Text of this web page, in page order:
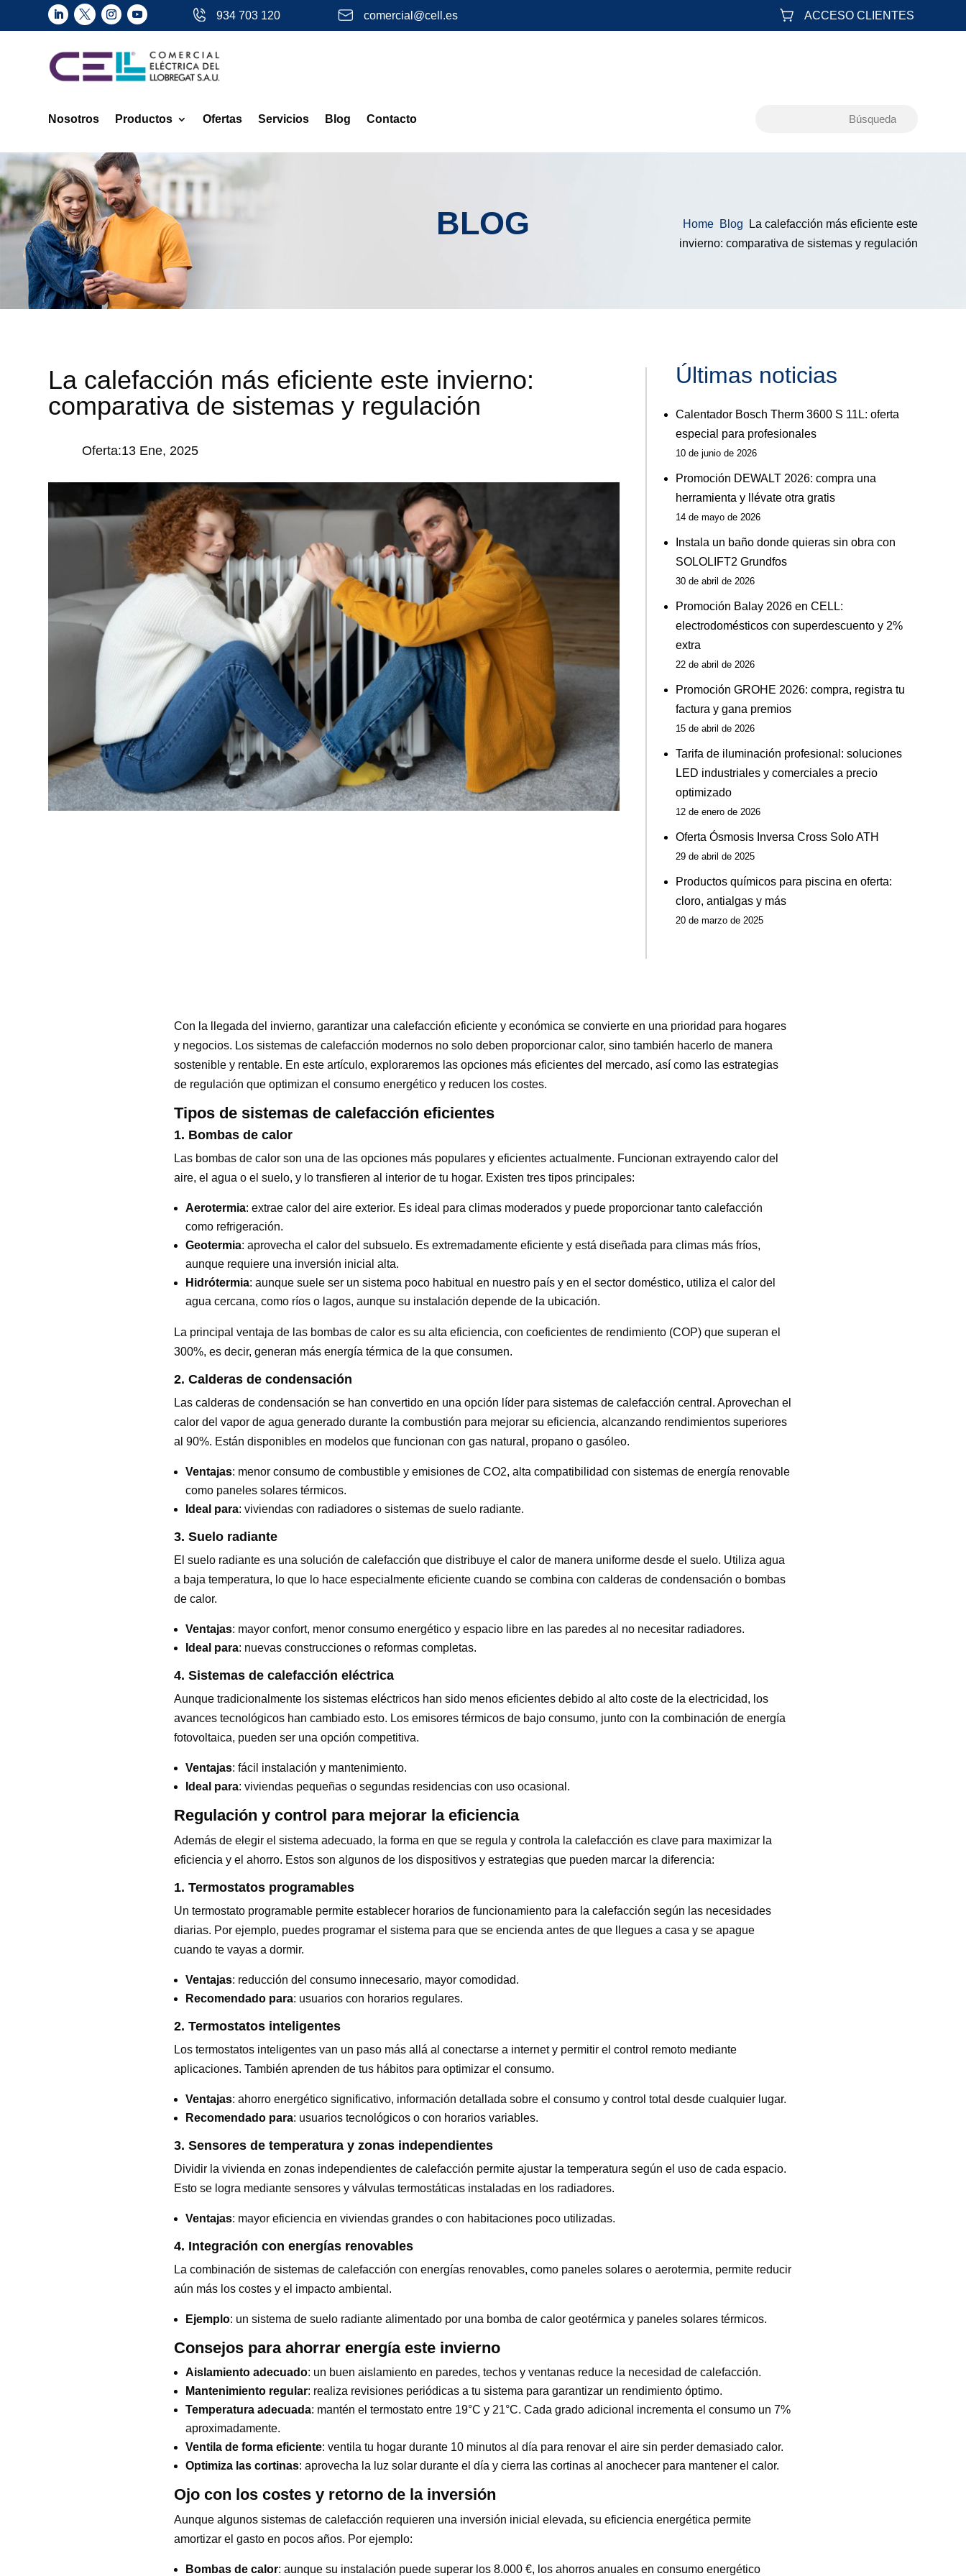
934 703 120 comercial@cell.es ACCESO CLIENTES
Nosotros Productos Ofertas Servicios Blog Contacto
BLOG Home &#x39;
Blog &#x39;
La calefacción más eficiente este
invierno: comparativa de sistemas y regulación
La calefacción más eficiente este invierno:
comparativa de sistemas y regulación
Oferta:13 Ene, 2025
Últimas noticias
Calentador Bosch Therm 3600 S 11L: oferta
especial para profesionales
10 de junio de 2026
Promoción DEWALT 2026: compra una
herramienta y llévate otra gratis
14 de mayo de 2026
Instala un baño donde quieras sin obra con
SOLOLIFT2 Grundfos
30 de abril de 2026
Promoción Balay 2026 en CELL:
electrodomésticos con superdescuento y 2%
extra
22 de abril de 2026
Promoción GROHE 2026: compra, registra tu
factura y gana premios
15 de abril de 2026
Tarifa de iluminación profesional: soluciones
LED industriales y comerciales a precio
optimizado
12 de enero de 2026
Oferta Ósmosis Inversa Cross Solo ATH
29 de abril de 2025
Productos químicos para piscina en oferta:
cloro, antialgas y más
20 de marzo de 2025
Con la llegada del invierno, garantizar una calefacción eficiente y económica se convierte en una prioridad para hogares
y negocios. Los sistemas de calefacción modernos no solo deben proporcionar calor, sino también hacerlo de manera
sostenible y rentable. En este artículo, exploraremos las opciones más eficientes del mercado, así como las estrategias
de regulación que optimizan el consumo energético y reducen los costes.
Tipos de sistemas de calefacción eficientes
1. Bombas de calor
Las bombas de calor son una de las opciones más populares y eficientes actualmente. Funcionan extrayendo calor del
aire, el agua o el suelo, y lo transfieren al interior de tu hogar. Existen tres tipos principales:
Aerotermia: extrae calor del aire exterior. Es ideal para climas moderados y puede proporcionar tanto calefacción
como refrigeración.
Geotermia: aprovecha el calor del subsuelo. Es extremadamente eficiente y está diseñada para climas más fríos,
aunque requiere una inversión inicial alta.
Hidrótermia: aunque suele ser un sistema poco habitual en nuestro país y en el sector doméstico, utiliza el calor del
agua cercana, como ríos o lagos, aunque su instalación depende de la ubicación.
La principal ventaja de las bombas de calor es su alta eficiencia, con coeficientes de rendimiento (COP) que superan el
300%, es decir, generan más energía térmica de la que consumen.
2. Calderas de condensación
Las calderas de condensación se han convertido en una opción líder para sistemas de calefacción central. Aprovechan el
calor del vapor de agua generado durante la combustión para mejorar su eficiencia, alcanzando rendimientos superiores
al 90%. Están disponibles en modelos que funcionan con gas natural, propano o gasóleo.
Ventajas: menor consumo de combustible y emisiones de CO2, alta compatibilidad con sistemas de energía renovable
como paneles solares térmicos.
Ideal para: viviendas con radiadores o sistemas de suelo radiante.
3. Suelo radiante
El suelo radiante es una solución de calefacción que distribuye el calor de manera uniforme desde el suelo. Utiliza agua
a baja temperatura, lo que lo hace especialmente eficiente cuando se combina con calderas de condensación o bombas
de calor.
Ventajas: mayor confort, menor consumo energético y espacio libre en las paredes al no necesitar radiadores.
Ideal para: nuevas construcciones o reformas completas.
4. Sistemas de calefacción eléctrica
Aunque tradicionalmente los sistemas eléctricos han sido menos eficientes debido al alto coste de la electricidad, los
avances tecnológicos han cambiado esto. Los emisores térmicos de bajo consumo, junto con la combinación de energía
fotovoltaica, pueden ser una opción competitiva.
Ventajas: fácil instalación y mantenimiento.
Ideal para: viviendas pequeñas o segundas residencias con uso ocasional.
Regulación y control para mejorar la eficiencia
Además de elegir el sistema adecuado, la forma en que se regula y controla la calefacción es clave para maximizar la
eficiencia y el ahorro. Estos son algunos de los dispositivos y estrategias que pueden marcar la diferencia:
1. Termostatos programables
Un termostato programable permite establecer horarios de funcionamiento para la calefacción según las necesidades
diarias. Por ejemplo, puedes programar el sistema para que se encienda antes de que llegues a casa y se apague
cuando te vayas a dormir.
Ventajas: reducción del consumo innecesario, mayor comodidad.
Recomendado para: usuarios con horarios regulares.
2. Termostatos inteligentes
Los termostatos inteligentes van un paso más allá al conectarse a internet y permitir el control remoto mediante
aplicaciones. También aprenden de tus hábitos para optimizar el consumo.
Ventajas: ahorro energético significativo, información detallada sobre el consumo y control total desde cualquier lugar.
Recomendado para: usuarios tecnológicos o con horarios variables.
3. Sensores de temperatura y zonas independientes
Dividir la vivienda en zonas independientes de calefacción permite ajustar la temperatura según el uso de cada espacio.
Esto se logra mediante sensores y válvulas termostáticas instaladas en los radiadores.
Ventajas: mayor eficiencia en viviendas grandes o con habitaciones poco utilizadas.
4. Integración con energías renovables
La combinación de sistemas de calefacción con energías renovables, como paneles solares o aerotermia, permite reducir
aún más los costes y el impacto ambiental.
Ejemplo: un sistema de suelo radiante alimentado por una bomba de calor geotérmica y paneles solares térmicos.
Consejos para ahorrar energía este invierno
Aislamiento adecuado: un buen aislamiento en paredes, techos y ventanas reduce la necesidad de calefacción.
Mantenimiento regular: realiza revisiones periódicas a tu sistema para garantizar un rendimiento óptimo.
Temperatura adecuada: mantén el termostato entre 19°C y 21°C. Cada grado adicional incrementa el consumo un 7%
aproximadamente.
Ventila de forma eficiente: ventila tu hogar durante 10 minutos al día para renovar el aire sin perder demasiado calor.
Optimiza las cortinas: aprovecha la luz solar durante el día y cierra las cortinas al anochecer para mantener el calor.
Ojo con los costes y retorno de la inversión
Aunque algunos sistemas de calefacción requieren una inversión inicial elevada, su eficiencia energética permite
amortizar el gasto en pocos años. Por ejemplo:
Bombas de calor: aunque su instalación puede superar los 8.000 €, los ahorros anuales en consumo energético